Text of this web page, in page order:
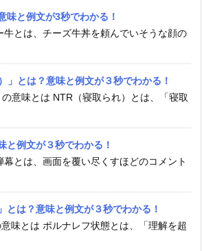
味と例文が3秒でわかる！
牛とは、チーズ牛丼を頼んでいそうな顔の
」とは？意味と例文が３秒でわかる！
の意味とは NTR（寝取られ）とは、「寝取
と例文が３秒でわかる！
幕とは、画面を覆い尽くすほどのコメント
とは？意味と例文が３秒でわかる！
意味とは ポルナレフ状態とは、「理解を超